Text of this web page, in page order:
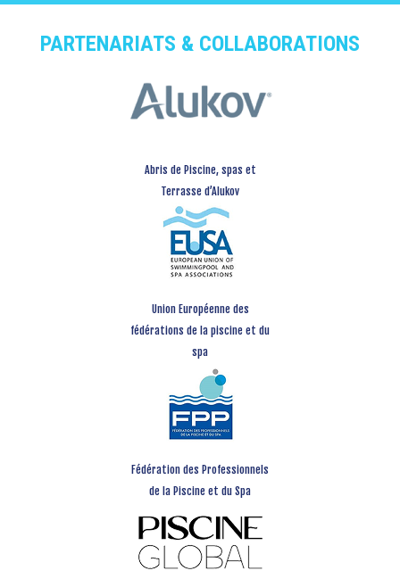
PARTENARIATS & COLLABORATIONS
Abris de Piscine, spas et
Terrasse d’Alukov
Union Européenne des
fédérations de la piscine et du
spa
Fédération des Professionnels
de la Piscine et du Spa